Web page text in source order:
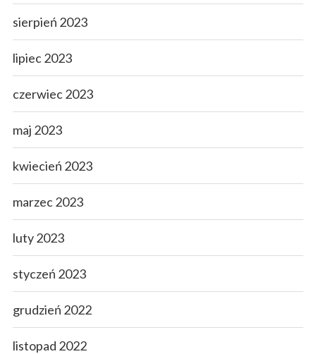
sierpień 2023
lipiec 2023
czerwiec 2023
maj 2023
kwiecień 2023
marzec 2023
luty 2023
styczeń 2023
grudzień 2022
listopad 2022